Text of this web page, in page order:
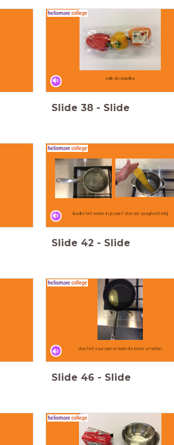
pak de paprika
Slide 38 - Slide
kookt het water in je pan? doe de spaghetti erbij
Slide 42 - Slide
doe het vuur aan en laat de boter smelten
Slide 46 - Slide